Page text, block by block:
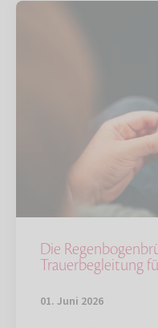
Die
Trauerbegleitung
01. Juni 2026